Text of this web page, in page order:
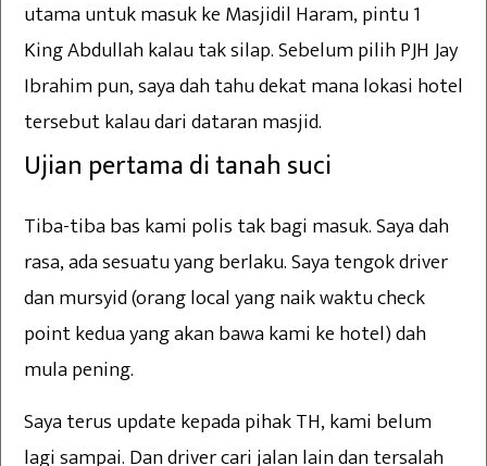
utama untuk masuk ke Masjidil Haram, pintu 1
King Abdullah kalau tak silap. Sebelum pilih PJH Jay
Ibrahim pun, saya dah tahu dekat mana lokasi hotel
tersebut kalau dari dataran masjid.
Ujian pertama di tanah suci
Tiba-tiba bas kami polis tak bagi masuk. Saya dah
rasa, ada sesuatu yang berlaku. Saya tengok driver
dan mursyid (orang local yang naik waktu check
point kedua yang akan bawa kami ke hotel) dah
mula pening.
Saya terus update kepada pihak TH, kami belum
lagi sampai. Dan driver cari jalan lain dan tersalah